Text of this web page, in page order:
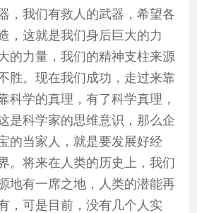
，我们有救人的武器，希望各
，这就是我们身后巨大的力
的力量，我们的精神支柱来源
胜。现在我们成功，走过来靠
科学的真理，有了科学真理，
是科学家的思维意识，那么企
的当家人，就是要发展好经
。将来在人类的历史上，我们
地有一席之地，人类的潜能再
，可是目前，没有几个人实